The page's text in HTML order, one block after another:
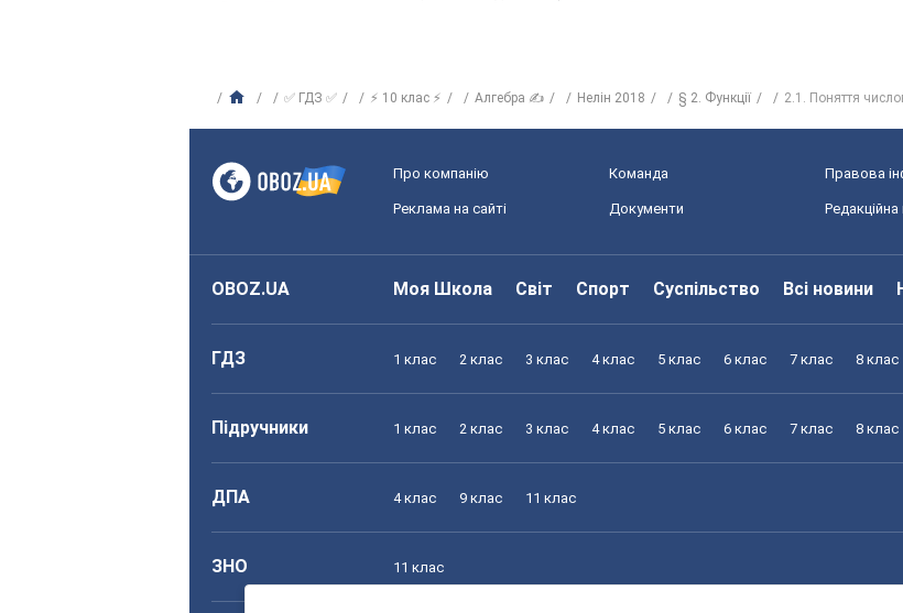
✅ ГДЗ ✅ ⚡ 10 клас ⚡ Алгебра ✍ Нелін 2018 § 2. Функції 2.1. Поняття
Про компанію Команда Правова
Реклама на сайті Документи Редакційна
OBOZ.UA Моя Школа Світ Спорт Суспільство Всі новини
ГДЗ 1 клас 2 клас 3 клас 4 клас 5 клас 6 клас 7 клас 8 клас
Підручники 1 клас 2 клас 3 клас 4 клас 5 клас 6 клас 7 клас 8 клас
ДПА 4 клас 9 клас 11 клас
ЗНО 11 клас